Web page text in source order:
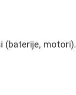
(baterije, motori).